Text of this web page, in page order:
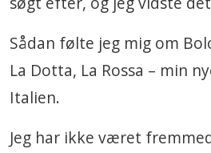
Sådan følte jeg mig om
La Dotta, La Rossa – min
Italien.
Jeg har ikke været